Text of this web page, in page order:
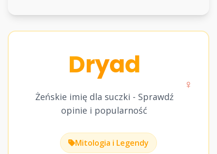
Dryad
Żeńskie imię dla suczki - Sprawdź
opinie i popularność
♀
Mitologia i Legendy